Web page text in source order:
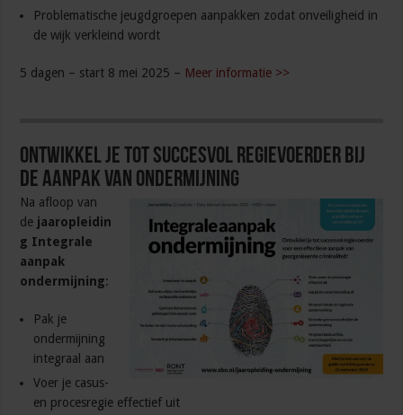
Problematische jeugdgroepen aanpakken zodat onveiligheid in
de wijk verkleind wordt
5 dagen – start 8 mei 2025 – Meer informatie >>
Ontwikkel je tot succesvol regievoerder bij
de aanpak van ondermijning
Na afloop van
de jaaropleidin
g Integrale
aanpak
ondermijning:
Pak je
ondermijning
integraal aan
Voer je casus-
en procesregie effectief uit